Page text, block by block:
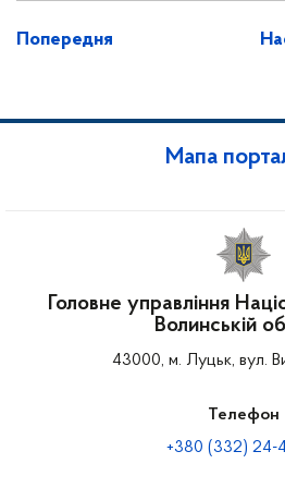
Попередня
Мапа
Головне управління
Волинській
43000, м. Луцьк, вул.
Телефон
+380 (332) 24-